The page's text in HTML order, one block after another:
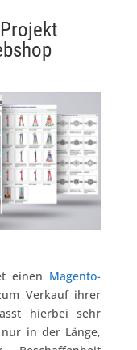
einen Magento-
Verkauf ihrer
hierbei sehr
in der Länge,